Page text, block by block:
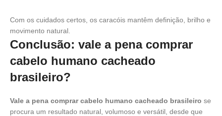
Com os cuidados certos, os caracóis mantêm definição, brilho e
movimento natural.
Conclusão: vale a pena comprar
cabelo humano cacheado
brasileiro?
Vale a pena comprar cabelo humano cacheado brasileiro se
procura um resultado natural, volumoso e versátil, desde que